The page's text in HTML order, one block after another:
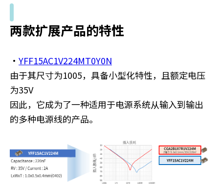
两款扩展产品的特性
・ YFF15AC1V224MT0Y0N
由于其尺寸为1005，具备小型化特性，且额定电压
为35V
因此，它成为了一种适用于电源系统从输入到输出
的多种电源线的产品。